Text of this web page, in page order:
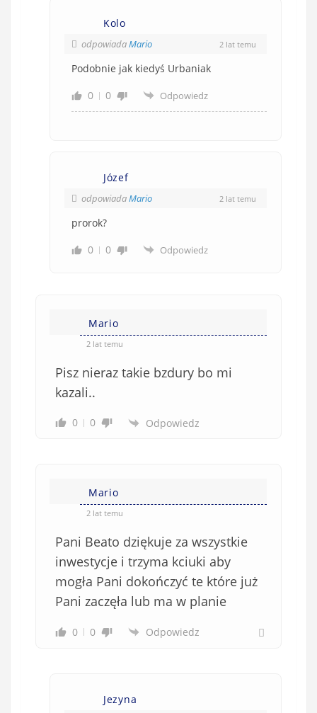
Kolo
odpowiadaMario 2 lat temu
Podobnie jak kiedyś Urbaniak
0
0 Odpowiedz
Józef
odpowiadaMario 2 lat temu
prorok?
0
0 Odpowiedz
Mario
2 lat temu
Pisz nieraz takie bzdury bo mi
kazali..
0 0 Odpowiedz
Mario
2 lat temu
Pani Beato dziękuje za wszystkie
inwestycje i trzyma kciuki aby
mogła Pani dokończyć te które już
Pani zaczęła lub ma w planie
0 0 Odpowiedz
Jezyna